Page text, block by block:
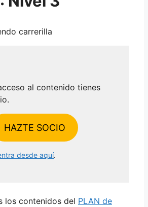
carrerilla
al contenido tienes
HAZTE SOCIO
desde aquí.
los contenidos del PLAN de